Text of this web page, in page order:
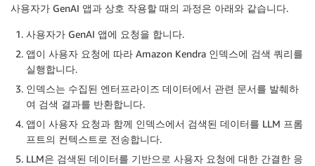
사용자가 GenAI 앱과 상호 작용할 때의 과정은 아래와 같습니다.
사용자가 GenAI 앱에 요청을 합니다.
앱이 사용자 요청에 따라 Amazon Kendra 인덱스에 검색 쿼리를
실행합니다.
인덱스는 수집된 엔터프라이즈 데이터에서 관련 문서를 발췌하
여 검색 결과를 반환합니다.
앱이 사용자 요청과 함께 인덱스에서 검색된 데이터를 LLM 프롬
프트의 컨텍스트로 전송합니다.
LLM은 검색된 데이터를 기반으로 사용자 요청에 대한 간결한 응